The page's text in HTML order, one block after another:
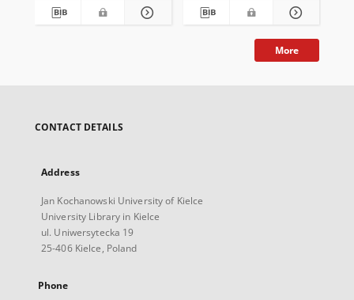
More
CONTACT DETAILS
Address
Jan Kochanowski University of Kielce
University Library in Kielce
ul. Uniwersytecka 19
25-406 Kielce, Poland
Phone